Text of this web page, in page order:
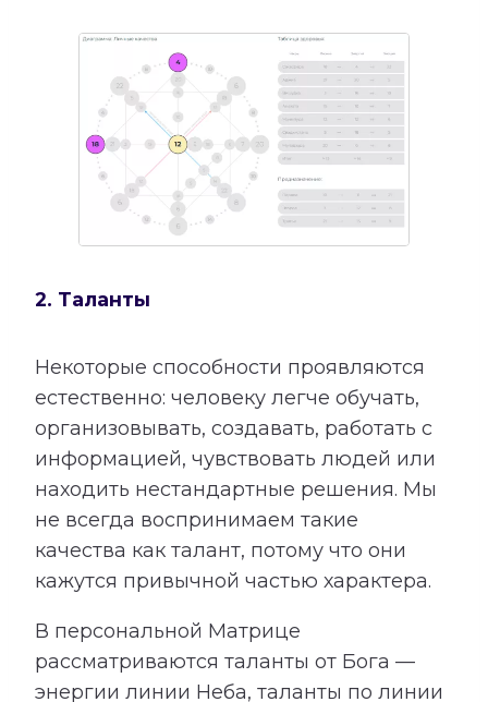
2. Таланты
Некоторые способности проявляются
естественно: человеку легче обучать,
организовывать, создавать, работать с
информацией, чувствовать людей или
находить нестандартные решения. Мы
не всегда воспринимаем такие
качества как талант, потому что они
кажутся привычной частью характера.
В персональной Матрице
рассматриваются таланты от Бога —
энергии линии Неба, таланты по линии